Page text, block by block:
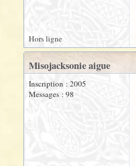
Hors ligne
Misojacksonie aigue
Inscription : 2005
Messages : 98